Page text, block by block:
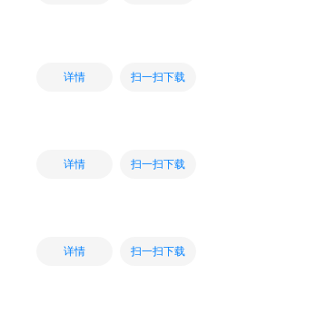
详情 扫一扫下载
详情 扫一扫下载
详情 扫一扫下载